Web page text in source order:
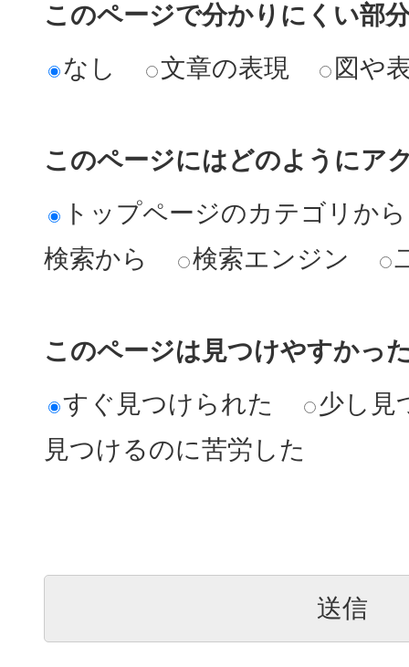
このページで分かりにくい部
なし
文章の表現 図や
このページにはどのようにア
トップページのカテゴリから
検索から
検索エンジン
このページは見つけやすかっ
すぐ見つけられた
少し見
見つけるのに苦労した